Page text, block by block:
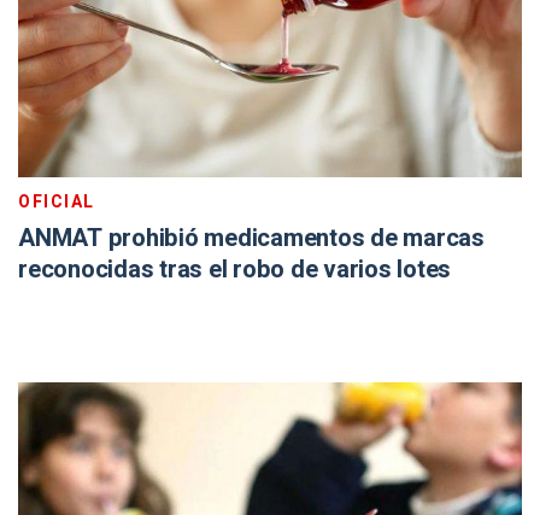
OFICIAL
ANMAT prohibió medicamentos de marcas
reconocidas tras el robo de varios lotes